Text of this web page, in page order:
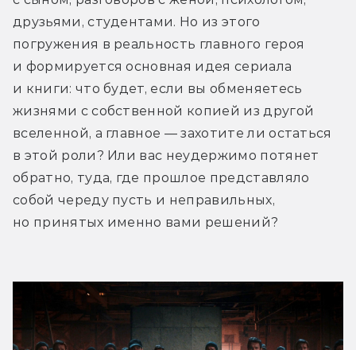
друзьями, студентами. Но из этого
погружения в реальность главного героя
и формируется основная идея сериала
и книги: что будет, если вы обменяетесь
жизнями с собственной копией из другой
вселенной, а главное — захотите ли остаться
в этой роли? Или вас неудержимо потянет
обратно, туда, где прошлое представляло
собой череду пусть и неправильных,
но принятых именно вами решений?